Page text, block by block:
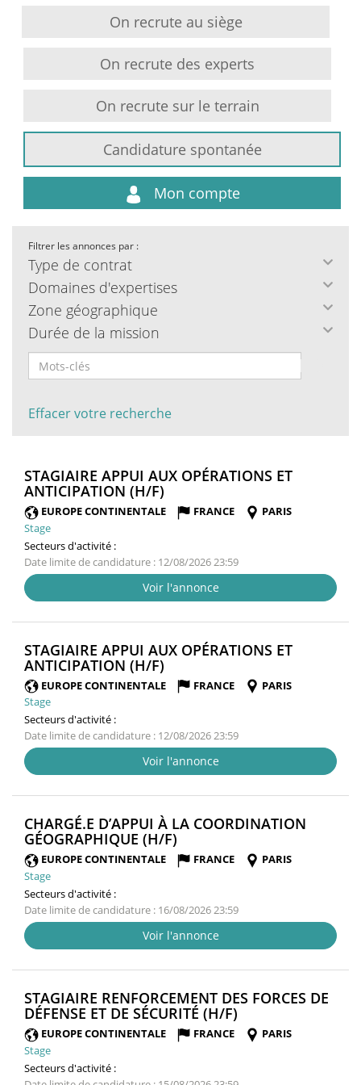
On recrute au siège
On recrute des experts
On recrute sur le terrain
Candidature spontanée
Mon compte
Filtrer les annonces par :
Type de contrat
Domaines d'expertises
Zone géographique
Durée de la mission
Effacer votre recherche
STAGIAIRE APPUI AUX OPÉRATIONS ET
ANTICIPATION (H/F)
FENÊTRE)
EUROPE CONTINENTALE FRANCE
PARIS
Stage
Secteurs d'activité :
Date limite de candidature : 12/08/2026 23:59
Voir l'annonce
STAGIAIRE APPUI AUX OPÉRATIONS ET
ANTICIPATION (H/F)
FENÊTRE)
EUROPE CONTINENTALE FRANCE
PARIS
Stage
Secteurs d'activité :
Date limite de candidature : 12/08/2026 23:59
Voir l'annonce
CHARGÉ.E D’APPUI À LA COORDINATION
GÉOGRAPHIQUE (H/F)
FENÊTRE)
EUROPE CONTINENTALE FRANCE
PARIS
Stage
Secteurs d'activité :
Date limite de candidature : 16/08/2026 23:59
Voir l'annonce
STAGIAIRE RENFORCEMENT DES FORCES DE
DÉFENSE ET DE SÉCURITÉ (H/F)
FENÊTRE)
EUROPE CONTINENTALE FRANCE
PARIS
Stage
Secteurs d'activité :